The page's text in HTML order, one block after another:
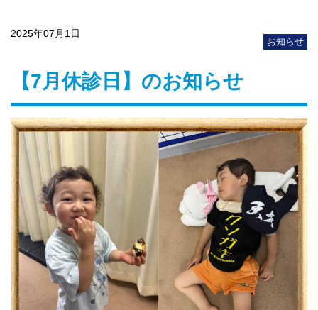
2025年07月1日
お知らせ
【7月休診日】のお知らせ